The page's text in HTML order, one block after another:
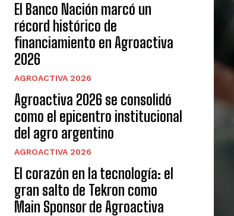
El Banco Nación marcó un
récord histórico de
financiamiento en Agroactiva
2026
AGROACTIVA 2026
Agroactiva 2026 se consolidó
como el epicentro institucional
del agro argentino
AGROACTIVA 2026
El corazón en la tecnología: el
gran salto de Tekron como
Main Sponsor de Agroactiva